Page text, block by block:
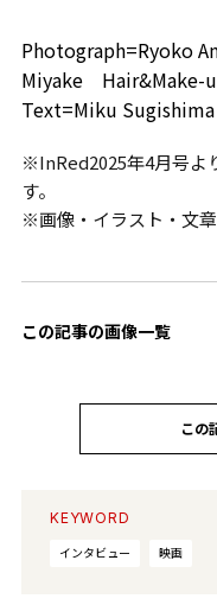
Photograph=Ryoko
Miyake Hair&Make-
Text=Miku Sugishima
※InRed2025年4月号よ
す。
※画像・イラスト・文
この記事の画像一覧
この
KEYWORD
インタビュー
映画